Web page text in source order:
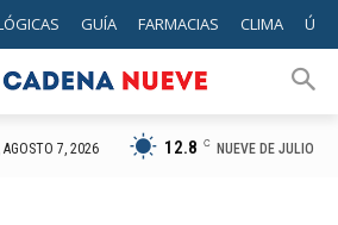
GUÍA FARMACIAS CLIMA
AGOSTO 7, 2026 12.8 C NUEVE DE JULIO